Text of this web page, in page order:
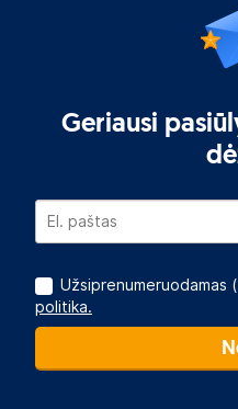
Geriausi
Užsiprenumeruodamas
politika.